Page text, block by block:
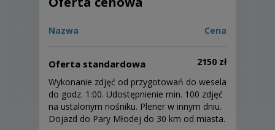
Nazwa Cena
Oferta standardowa
2150 zł
Wykonanie zdjęć od przygotowań do wesela
do godz. 1:00. Udostępnienie min. 100 zdjęć
na ustalonym nośniku. Plener w innym dniu.
Dojazd do Pary Młodej do 30 km od miasta.